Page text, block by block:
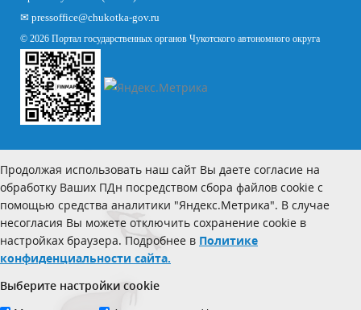
✉ pressoffice@chukotka-gov.ru
© 2026 Портал государственных органов Чукотского автономного округа
Продолжая использовать наш сайт Вы даете согласие на
обработку Ваших ПДн посредством сбора файлов cookie с
помощью средства аналитики "Яндекс.Метрика". В случае
несогласия Вы можете отключить сохранение cookie в
настройках браузера. Подробнее в Политике
конфиденциальности сайта.
Выберите настройки cookie